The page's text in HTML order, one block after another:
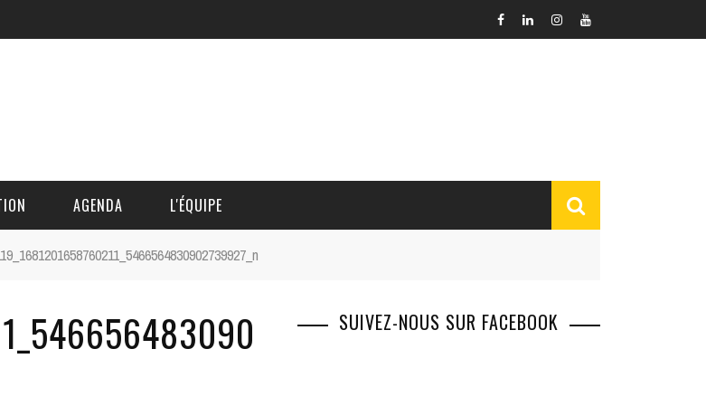
AGENDA L'ÉQUIPE
DAVID BLOCTEUR SUIVEZ-NOUS SUR FACEBOOK